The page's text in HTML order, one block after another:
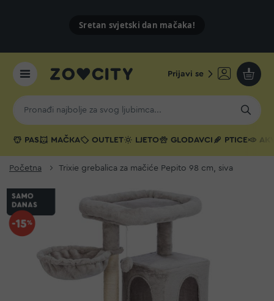
Sretan svjetski dan mačaka!
Prijavi se
Moja
PAS MAČKA OUTLET LJETO GLODAVCI PTICE
Početna Trixie grebalica za mačiće Pepito 98 cm, siva